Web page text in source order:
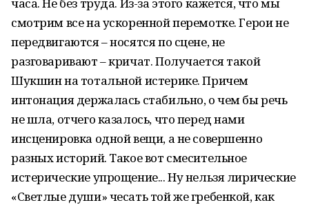
смотрим все на ускоренной перемотке. Герои не
передвигаются – носятся по сцене, не
разговаривают – кричат. Получается такой
Шукшин на тотальной истерике. Причем
интонация держалась стабильно, о чем бы речь
не шла, отчего казалось, что перед нами
инсценировка одной вещи, а не совершенно
разных историй. Такое вот смесительное
истерические упрощение... Ну нельзя лирические
«Светлые души» чесать той же гребенкой, как